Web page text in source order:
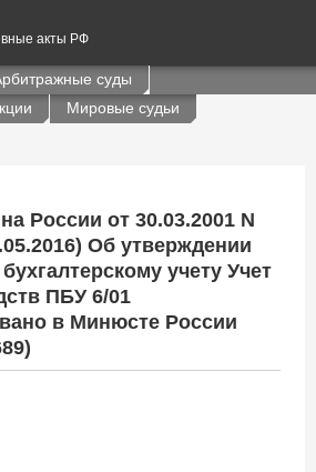
акты РФ
суды
Мировые судьи
России от 30.03.2001 N
Об утверждении
учету Учет
ПБУ 6/01
в Минюсте России